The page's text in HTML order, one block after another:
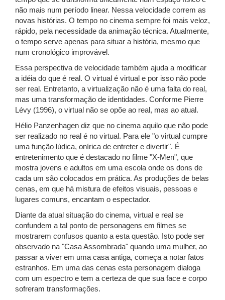
não mais num período linear. Nessa velocidade correm as
novas histórias. O tempo no cinema sempre foi mais veloz,
rápido, pela necessidade da animação técnica. Atualmente,
o tempo serve apenas para situar a história, mesmo que
num cronológico improvável.
Essa perspectiva de velocidade também ajuda a modificar
a idéia do que é real. O virtual é virtual e por isso não pode
ser real. Entretanto, a virtualização não é uma falta do real,
mas uma transformação de identidades. Conforme Pierre
Lévy (1996), o virtual não se opõe ao real, mas ao atual.
Hélio Panzenhagen diz que no cinema aquilo que não pode
ser realizado no real é no virtual. Para ele "o virtual cumpre
uma função lúdica, onírica de entreter e divertir". É
entretenimento que é destacado no filme "X-Men", que
mostra jovens e adultos em uma escola onde os dons de
cada um são colocados em prática. As produções de belas
cenas, em que há mistura de efeitos visuais, pessoas e
lugares comuns, encantam o espectador.
Diante da atual situação do cinema, virtual e real se
confundem a tal ponto de personagens em filmes se
mostrarem confusos quanto a esta questão. Isto pode ser
observado na "Casa Assombrada" quando uma mulher, ao
passar a viver em uma casa antiga, começa a notar fatos
estranhos. Em uma das cenas esta personagem dialoga
com um espectro e tem a certeza de que sua face e corpo
sofreram transformações.